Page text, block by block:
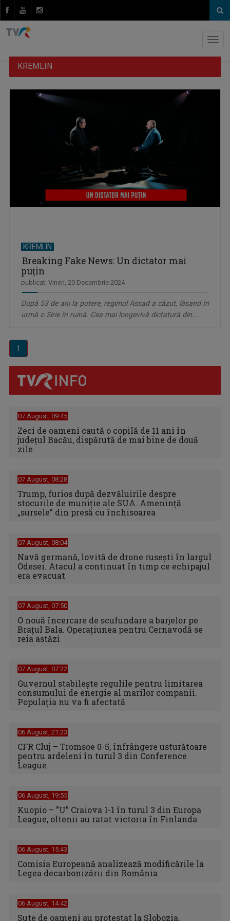
KREMLIN
KREMLIN
Breaking Fake News: Un dictator mai
puțin
publicat: Vineri, 20 Decembrie 2024
După 53 de ani la putere, regimul Assad a căzut, lăsand în
urmă o Sirie în ruină. Cea mai longevivă dictatură din...
1
07 August, 09:45
Zeci de oameni caută o copilă de 11 ani în
judeţul Bacău, dispărută de mai bine de două
zile
07 August, 08:28
Trump, furios după dezvăluirile despre
stocurile de muniție ale SUA. Amenință
„sursele” din presă cu închisoarea
07 August, 08:04
Navă germană, lovită de drone rusești în largul
Odesei. Atacul a continuat în timp ce echipajul
era evacuat
07 August, 07:50
O nouă încercare de scufundare a barjelor pe
Brațul Bala. Operațiunea pentru Cernavodă se
reia astăzi
07 August, 07:22
Guvernul stabilește regulile pentru limitarea
consumului de energie al marilor companii.
Populația nu va fi afectată
06 August, 21:23
CFR Cluj – Tromsoe 0-5, înfrângere usturătoare
pentru ardeleni în turul 3 din Conference
League
06 August, 19:55
Kuopio – ”U” Craiova 1-1 în turul 3 din Europa
League, oltenii au ratat victoria în Finlanda
06 August, 15:43
Comisia Europeană analizează modificările la
Legea decarbonizării din România
06 August, 14:42
Sute de oameni au protestat la Slobozia,